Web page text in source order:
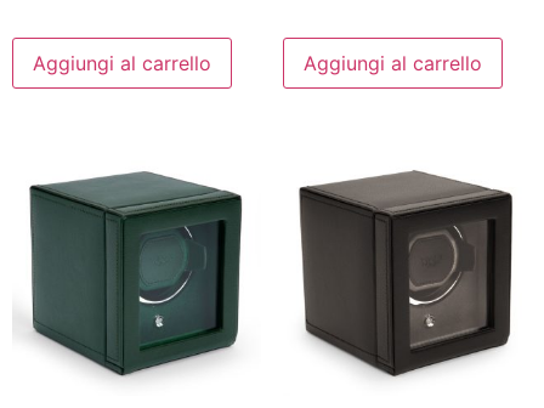
Aggiungi al carrello Aggiungi al carrello